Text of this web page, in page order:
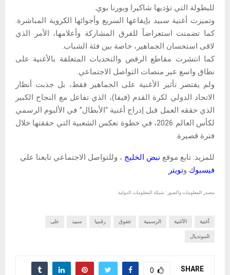
للبطولة التي تؤديها شاكيرا وبورنا بوي.
وتميزت أغنية سبيد بإيقاعها السريع وأجوائها الكروية المباشرة.
كما تضمنت استعراضاً للفرق المشاركة وأعلامها، الأمر الذي
لاقى استحسان الجماهير، خاصة بين فئة الشباب.
كما انتشرت مقاطع الرقص والتحديات المتعلقة بالأغنية على
نطاق واسع عبر منصات التواصل الاجتماعي.
ولم يقتصر تأثير الأغنية على الجماهير فقط، بل جذبت أنظار
الاتحاد الدولي لكرة القدم (فيفا)، الذي تفاعل مع النجاح الكبير
الذي حققه العمل قبل إدراج أغنية “الأبطال” في الألبوم الرسمي
لكأس العالم 2026، في خطوة تعكس الشعبية التي حققتها خلال
فترة قصيرة.
للمزيد: تابع موقع نبض الخليج ، وللتواصل الاجتماعي تابعنا علي
فيسبوك وتويتر
مصدر المعلومات والصور : شبكة المعلومات الدولية
أغنية الأغنية الرسمية تتفوق رقميا سبيد على
للمونديال
SHARE
0